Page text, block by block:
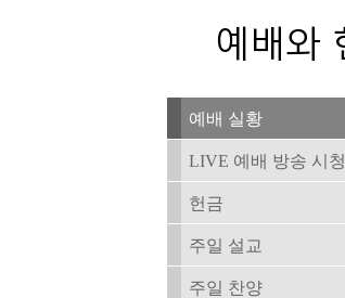
예배 실황
LIVE 예배 방송 시청
헌금
주일 설교
주일 찬양